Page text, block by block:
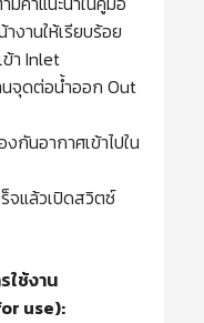
งานให้เรียบร้อย
า Inlet
จุดต่อน้ำออก Out
กันอากาศเข้าไปใน
จแล้วเปิดสวิตซ์
ใช้งาน
use):